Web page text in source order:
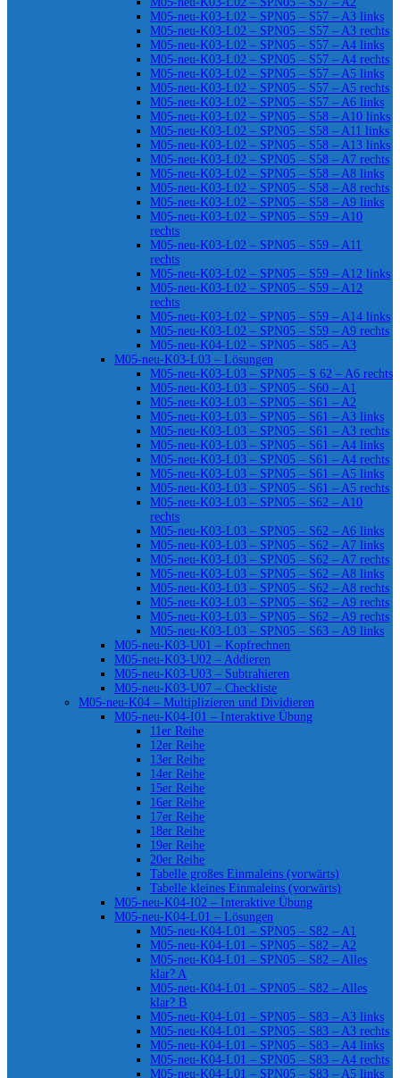
M05-neu-K03-L02 – SPN05 – S57 – A3 links
M05-neu-K03-L02 – SPN05 – S57 – A3 rechts
M05-neu-K03-L02 – SPN05 – S57 – A4 links
M05-neu-K03-L02 – SPN05 – S57 – A4 rechts
M05-neu-K03-L02 – SPN05 – S57 – A5 links
M05-neu-K03-L02 – SPN05 – S57 – A5 rechts
M05-neu-K03-L02 – SPN05 – S57 – A6 links
M05-neu-K03-L02 – SPN05 – S58 – A10 links
M05-neu-K03-L02 – SPN05 – S58 – A11 links
M05-neu-K03-L02 – SPN05 – S58 – A13 links
M05-neu-K03-L02 – SPN05 – S58 – A7 rechts
M05-neu-K03-L02 – SPN05 – S58 – A8 links
M05-neu-K03-L02 – SPN05 – S58 – A8 rechts
M05-neu-K03-L02 – SPN05 – S58 – A9 links
M05-neu-K03-L02 – SPN05 – S59 – A10
rechts
M05-neu-K03-L02 – SPN05 – S59 – A11
rechts
M05-neu-K03-L02 – SPN05 – S59 – A12 links
M05-neu-K03-L02 – SPN05 – S59 – A12
rechts
M05-neu-K03-L02 – SPN05 – S59 – A14 links
M05-neu-K03-L02 – SPN05 – S59 – A9 rechts
M05-neu-K04-L02 – SPN05 – S85 – A3
M05-neu-K03-L03 – Lösungen
M05-neu-K03-L03 – SPN05 – S 62 – A6 rechts
M05-neu-K03-L03 – SPN05 – S60 – A1
M05-neu-K03-L03 – SPN05 – S61 – A2
M05-neu-K03-L03 – SPN05 – S61 – A3 links
M05-neu-K03-L03 – SPN05 – S61 – A3 rechts
M05-neu-K03-L03 – SPN05 – S61 – A4 links
M05-neu-K03-L03 – SPN05 – S61 – A4 rechts
M05-neu-K03-L03 – SPN05 – S61 – A5 links
M05-neu-K03-L03 – SPN05 – S61 – A5 rechts
M05-neu-K03-L03 – SPN05 – S62 – A10
rechts
M05-neu-K03-L03 – SPN05 – S62 – A6 links
M05-neu-K03-L03 – SPN05 – S62 – A7 links
M05-neu-K03-L03 – SPN05 – S62 – A7 rechts
M05-neu-K03-L03 – SPN05 – S62 – A8 links
M05-neu-K03-L03 – SPN05 – S62 – A8 rechts
M05-neu-K03-L03 – SPN05 – S62 – A9 rechts
M05-neu-K03-L03 – SPN05 – S62 – A9 rechts
M05-neu-K03-L03 – SPN05 – S63 – A9 links
M05-neu-K03-U01 – Kopfrechnen
M05-neu-K03-U02 – Addieren
M05-neu-K03-U03 – Subtrahieren
M05-neu-K03-U07 – Checkliste
M05-neu-K04 – Multiplizieren und Dividieren
M05-neu-K04-I01 – Interaktive Übung
11er Reihe
12er Reihe
13er Reihe
14er Reihe
15er Reihe
16er Reihe
17er Reihe
18er Reihe
19er Reihe
20er Reihe
Tabelle großes Einmaleins (vorwärts)
Tabelle kleines Einmaleins (vorwärts)
M05-neu-K04-I02 – Interaktive Übung
M05-neu-K04-L01 – Lösungen
M05-neu-K04-L01 – SPN05 – S82 – A1
M05-neu-K04-L01 – SPN05 – S82 – A2
M05-neu-K04-L01 – SPN05 – S82 – Alles
klar? A
M05-neu-K04-L01 – SPN05 – S82 – Alles
klar? B
M05-neu-K04-L01 – SPN05 – S83 – A3 links
M05-neu-K04-L01 – SPN05 – S83 – A3 rechts
M05-neu-K04-L01 – SPN05 – S83 – A4 links
M05-neu-K04-L01 – SPN05 – S83 – A4 rechts
M05-neu-K04-L01 – SPN05 – S83 – A5 links